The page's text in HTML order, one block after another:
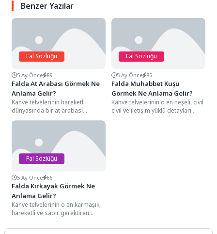
Benzer Yazılar
Fal Sözlüğü
5 Ay Önce 89
Falda At Arabası Görmek Ne
Anlama Gelir?
Kahve telvelerinin hareketli
dünyasında bir at arabası
figürüyle karşılaşmak, semboloji
Fal Sözlüğü
5 Ay Önce 85
Falda Muhabbet Kuşu
Görmek Ne Anlama Gelir?
Kahve telvelerinin o en neşeli, cıvıl
cıvıl ve iletişim yüklü detayları
Fal Sözlüğü
5 Ay Önce 66
Falda Kırkayak Görmek Ne
Anlama Gelir?
Kahve telvelerinin o en karmaşık,
hareketli ve sabır gerektiren
fincanın yan duvarlarında...